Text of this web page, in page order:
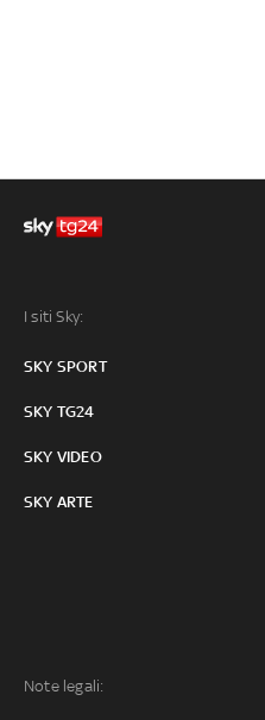
I siti Sky:
SKY SPORT
SKY TG24
SKY VIDEO
SKY ARTE
Note legali: